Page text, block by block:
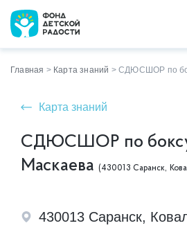
Главная > Карта знаний >СДЮСШОР по
Карта знаний
СДЮСШОР по
Маскаева (430013 Саранск,
430013 Саранск,